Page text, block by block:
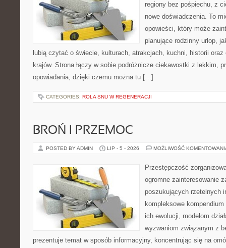
regiony bez pośpiechu, z
nowe doświadczenia. To
opowieści, który może
planujące rodzinny urlop,
lubią czytać o świecie, kulturach, atrakcjach, kuchni, historii
krajów. Strona łączy w sobie podróżnicze ciekawostki z lekkim,
opowiadania, dzięki czemu można tu […]
CATEGORIES: ROLA SNU W REGENERACJI
BROŃ I PRZEMOC
POSTED BY ADMIN LIP - 5 - 2026 MOŻLIWOŚĆ
Przestępczość
ogromne zainteresowanie
poszukujących rzetelnych
kompleksowe
ich ewolucji, modelom
wyzwaniom związanym z
prezentuje temat w sposób informacyjny, koncentrując się na